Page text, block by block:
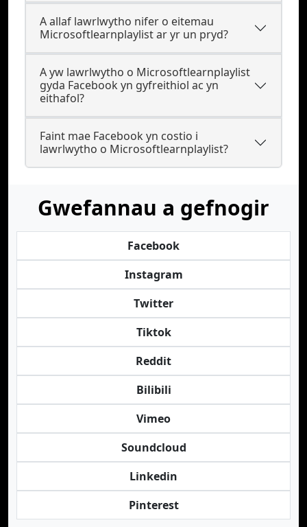
A allaf lawrlwytho nifer o eitemau
Microsoftlearnplaylist ar yr un pryd?
A yw lawrlwytho o Microsoftlearnplaylist
gyda Facebook yn gyfreithiol ac yn
eithafol?
Faint mae Facebook yn costio i
lawrlwytho o Microsoftlearnplaylist?
Gwefannau a gefnogir
Facebook
Instagram
Twitter
Tiktok
Reddit
Bilibili
Vimeo
Soundcloud
Linkedin
Pinterest